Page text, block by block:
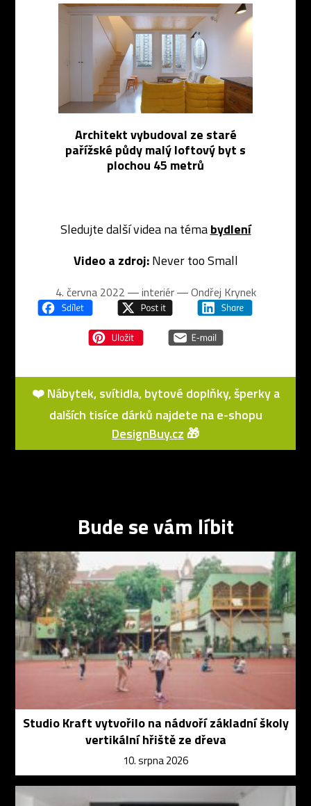
Architekt vybudoval ze staré
pařížské půdy malý loftový byt s
plochou 45 metrů
Sledujte další videa na témabydlení
Video a zdroj:Never too Small
4. června 2022 ― interiér ―Ondřej Krynek
❤️ Nábytek, svítidla, bytové doplňky, šperky a
dalších tisíce dárků najdete na e-shopu
DesignBuy.cz 🎁
Bude se vám líbit
Studio Kraft vytvořilo na nádvoří základní školy
vertikální hřiště ze dřeva
10. srpna 2026